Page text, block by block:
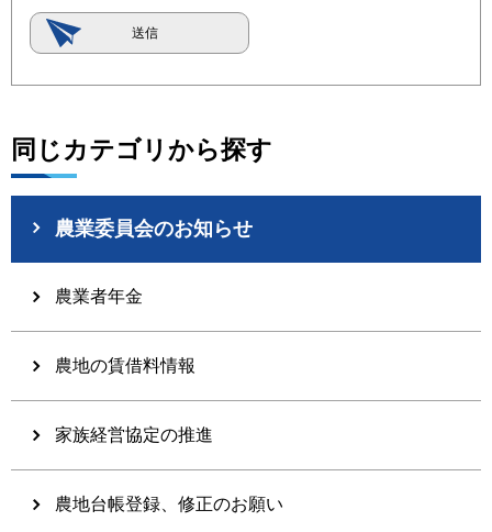
同じカテゴリから探す
農業委員会のお知らせ
農業者年金
農地の賃借料情報
家族経営協定の推進
農地台帳登録、修正のお願い